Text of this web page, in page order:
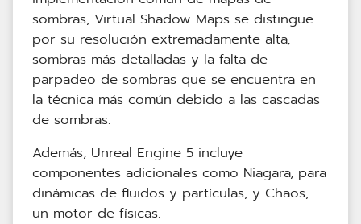
sombras, Virtual Shadow Maps se distingue
por su resolución extremadamente alta,
sombras más detalladas y la falta de
parpadeo de sombras que se encuentra en
la técnica más común debido a las cascadas
de sombras.
Además, Unreal Engine 5 incluye
componentes adicionales como Niagara, para
dinámicas de fluidos y partículas, y Chaos,
un motor de físicas.